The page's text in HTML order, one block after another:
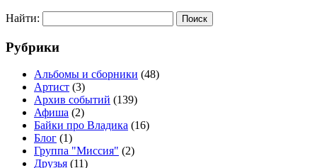
Найти:
Рубрики
Альбомы и сборники (48)
Артист (3)
Архив событий (139)
Афиша (2)
Байки про Владика (16)
Блог (1)
Группа "Миссия" (2)
Друзья (11)